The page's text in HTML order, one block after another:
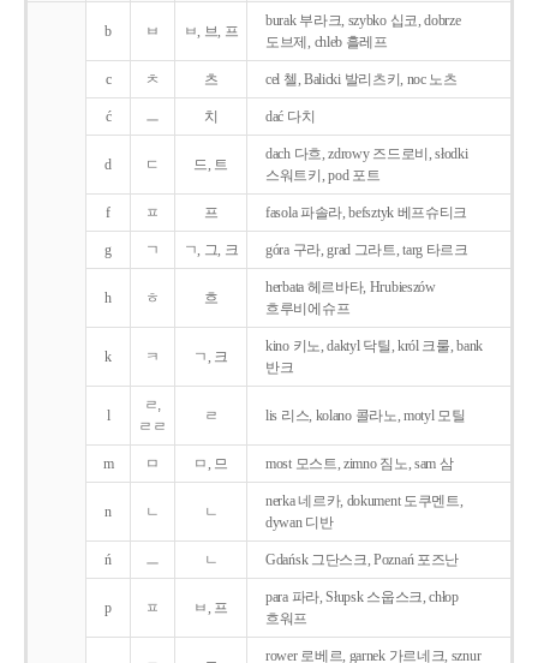
b ㅂ ㅂ, 브, 프
burak 부라크, szybko 십코, dobrze
도브제, chleb 흘레프
c ㅊ 츠 cel 첼, Balicki 발리츠키, noc 노츠
ć ㅡ 치 dać 다치
d ㄷ 드, 트
dach 다흐, zdrowy 즈드로비, słodki
스워트키, pod 포트
f ㅍ 프 fasola 파솔라, befsztyk 베프슈티크
g ㄱ ㄱ, 그, 크 góra 구라, grad 그라트, targ 타르크
h ㅎ 흐
herbata 헤르바타, Hrubieszów
흐루비에슈프
k ㅋ ㄱ, 크
kino 키노, daktyl 닥틸, król 크룰, bank
반크
l
ㄹ,
ㄹㄹ
ㄹ lis 리스, kolano 콜라노, motyl 모틸
m ㅁ ㅁ, 므 most 모스트, zimno 짐노, sam 삼
n ㄴ ㄴ
nerka 네르카, dokument 도쿠멘트,
dywan 디반
ń ㅡ ㄴ Gdańsk 그단스크, Poznań 포즈난
p ㅍ ㅂ, 프
para 파라, Słupsk 스웁스크, chłop
흐워프
rower 로베르, garnek 가르네크, sznur